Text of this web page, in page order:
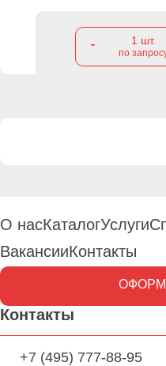
- 1 шт.
по
О насКаталогУслуги
ВакансииКонтакты
Контакты
+7 (495) 777-88-95